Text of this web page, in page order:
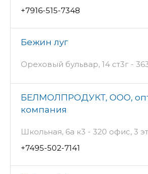
+7916-515-7348
Бежин луг
Ореховый бульвар, 14 ст3г -
БЕЛМОЛПРОДУКТ, ООО,
компания
Школьная, 6а к3 - 320 офис, 3
+7495-502-7141